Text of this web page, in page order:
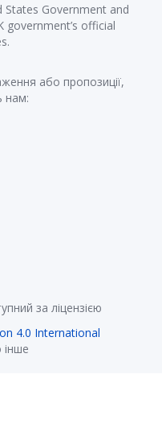
States Government and
government’s official
або пропозиції,
нам:
за ліцензією
4.0 International